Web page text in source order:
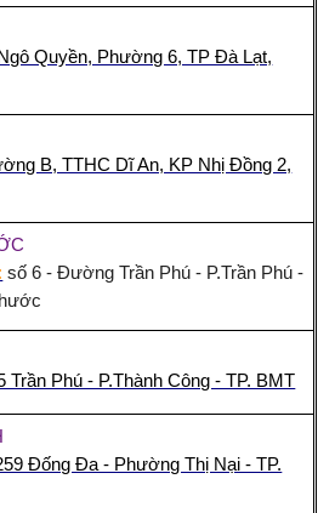
Quyền, Phường 6, TP Đà Lạt,
B, TTHC Dĩ An, KP Nhị Đồng 2,
số 6 - Đường Trần Phú - P.Trần Phú -
Trần Phú - P.Thành Công - TP. BMT
Đống Đa - Phường Thị Nại - TP.